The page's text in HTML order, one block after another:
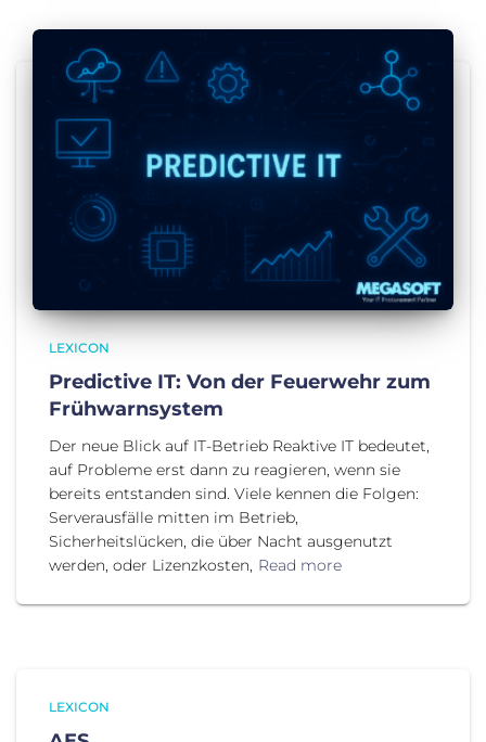
LEXICON
Predictive IT: Von der Feuerwehr zum
Frühwarnsystem
Der neue Blick auf IT-Betrieb Reaktive IT bedeutet,
auf Probleme erst dann zu reagieren, wenn sie
bereits entstanden sind. Viele kennen die Folgen:
Serverausfälle mitten im Betrieb,
Sicherheitslücken, die über Nacht ausgenutzt
werden, oder Lizenzkosten, Read more
LEXICON